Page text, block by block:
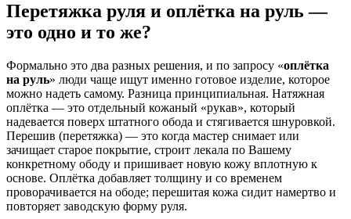
Перетяжка руля и оплётка на руль —
это одно и то же?
Формально это два разных решения, и по запросу «оплётка
на руль» люди чаще ищут именно готовое изделие, которое
можно надеть самому. Разница принципиальная. Натяжная
оплётка — это отдельный кожаный «рукав», который
надевается поверх штатного обода и стягивается шнуровкой.
Перешив (перетяжка) — это когда мастер снимает или
зачищает старое покрытие, строит лекала по Вашему
конкретному ободу и пришивает новую кожу вплотную к
основе. Оплётка добавляет толщину и со временем
проворачивается на ободе; перешитая кожа сидит намертво и
повторяет заводскую форму руля.